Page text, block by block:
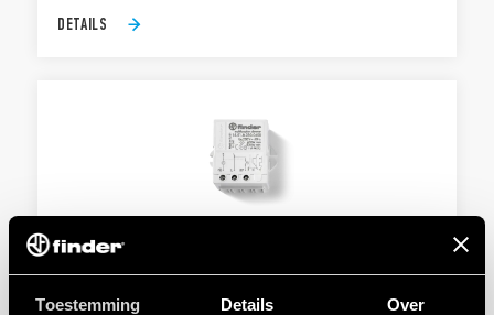
Toestemming Details Over
DETAILS
TYPE 15.51 - ELEKTRONISCHE DIMMERS